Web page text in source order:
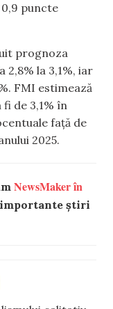
puncte
prognoza
la 3,1%, iar
FMI estimează
de 3,1% în
față de
2025.
NewsMaker în
importante știri